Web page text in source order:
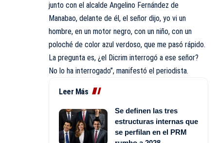
junto con el alcalde Angelino Fernández de
Manabao, delante de él, el señor dijo, yo vi un
hombre, en un motor negro, con un niño, con un
poloché de color azul verdoso, que me pasó rápido.
La pregunta es, ¿el Dicrim interrogó a ese señor?
No lo ha interrogado”, manifestó el periodista.
Leer Más
Se definen las tres
estructuras internas que
se perfilan en el PRM